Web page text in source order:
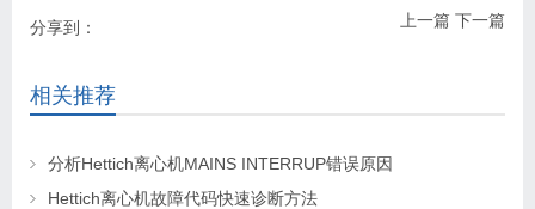
上一篇 下一篇
分享到：
相关推荐
分析Hettich离心机MAINS INTERRUP错误原因
Hettich离心机故障代码快速诊断方法